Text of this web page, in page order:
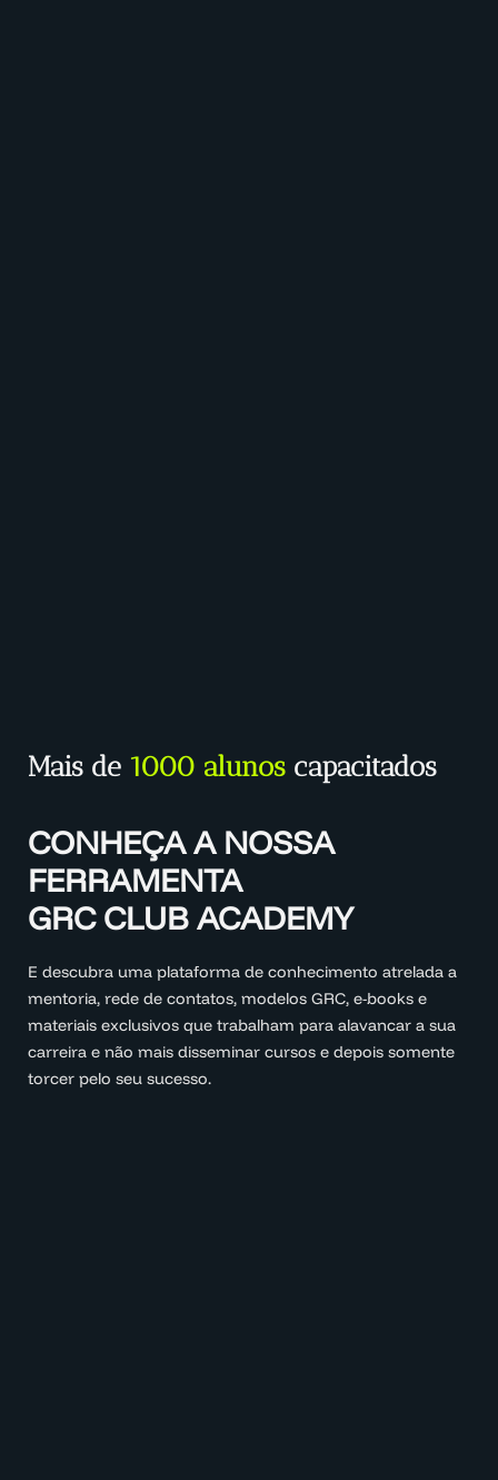
Mais de 1000 alunos capacitados
CONHEÇA A NOSSA
FERRAMENTA
GRC CLUB ACADEMY
E descubra uma plataforma de conhecimento atrelada a
mentoria, rede de contatos, modelos GRC, e-books e
materiais exclusivos que trabalham para alavancar a sua
carreira e não mais disseminar cursos e depois somente
torcer pelo seu sucesso.